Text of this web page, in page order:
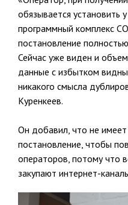
обязывается установить
программный комплекс
постановление
Сейчас уже виден и
данные с избытком
никакого смысла
Куренкеев.
Он добавил, что не
постановление, чтобы
операторов, потому что
закупают интернет-